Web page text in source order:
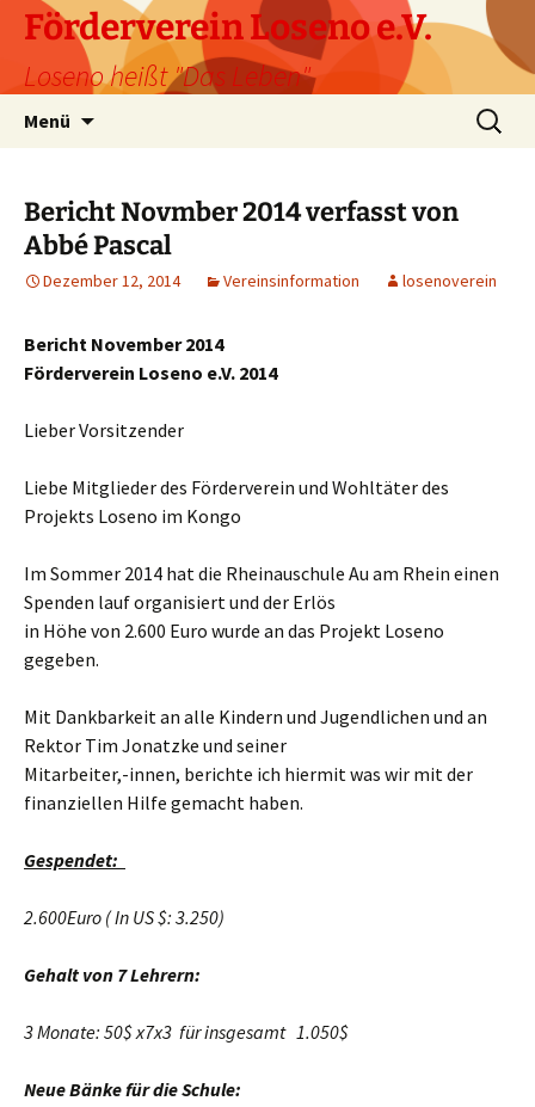
Förderverein Loseno e.V.
Loseno heißt "Das Leben"
Menü
Suche
nach:
Bericht Novmber 2014 verfasst von
Abbé Pascal
Dezember 12, 2014 Vereinsinformation losenoverein
Bericht November2014
Förderverein Loseno e.V. 2014
Lieber Vorsitzender
Liebe Mitglieder des Förderverein und Wohltäter des
Projekts Loseno im Kongo
Im Sommer 2014 hat die Rheinauschule Au am Rhein einen
Spenden lauf organisiert und der Erlös
in Höhe von 2.600 Euro wurde an das Projekt Loseno
gegeben.
Mit Dankbarkeit an alle Kindern und Jugendlichen und an
Rektor Tim Jonatzke und seiner
Mitarbeiter,-innen, berichte ich hiermit was wir mit der
finanziellen Hilfe gemacht haben.
Gespendet:
2.600Euro ( In US $: 3.250)
Gehalt von 7 Lehrern:
3 Monate: 50$ x7x3 für insgesamt 1.050$
Neue Bänke für die Schule: